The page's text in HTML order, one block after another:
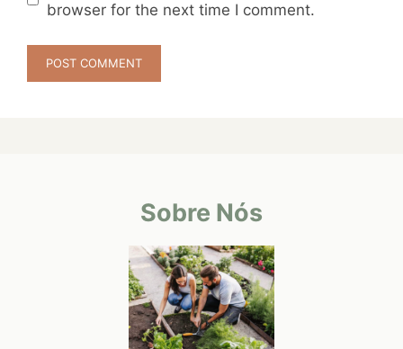
browser for the next time I comment.
Sobre Nós